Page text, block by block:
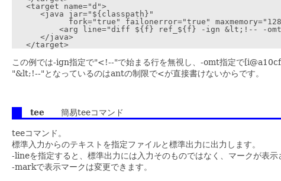
   <target name="d">
      <java jar="${classpath}"
fork="true" failonerror="true"
<arg line="diff ${f} ref_${f} -ign &lt;!-- -
      </java>
この例では-ign指定で"<!--"で始まる行を無視し、-omt指定で
"&lt;!--"となっているのはantの制限で<が直接書けないからです。
tee簡易teeコマンド
teeコマンド。
標準入力からのテキストを指定ファイルと標準出力に出力します。
-lineを指定すると、標準出力には入力そのものではなく、マークが表示
-markで表示マークは変更できます。